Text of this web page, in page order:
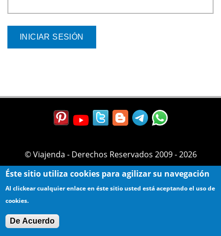
© Viajenda - Derechos Reservados 2009 - 2026
Éste sitio utiliza cookies para agilizar su navegación
Al clickear cualquier enlace en éste sitio usted está aceptando el uso de
cookies.
De Acuerdo